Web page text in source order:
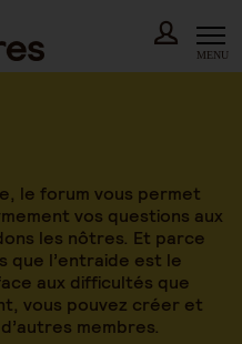
MENU
le forum vous permet
vos questions aux
les nôtres. Et parce
que l’entraide est le
aux difficultés que
vous pouvez créer et
membres.